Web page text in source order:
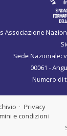
Associazione
Sede Nazionale:
00061 -
Numero di
Privacy
e condizioni